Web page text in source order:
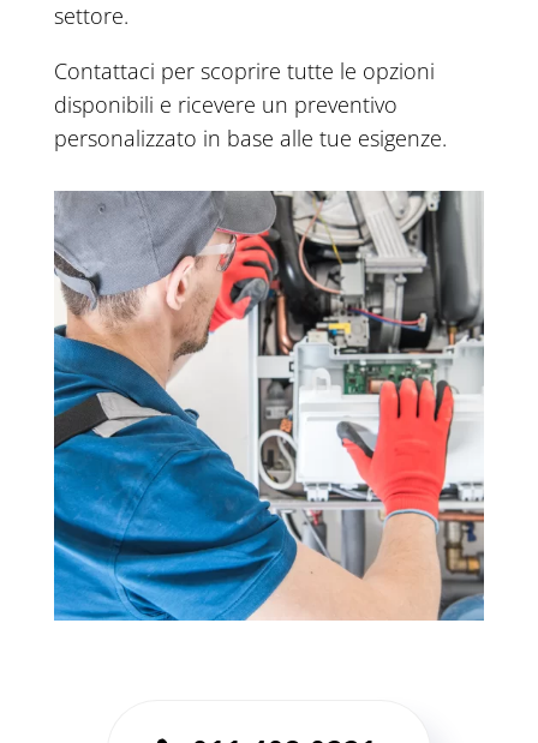
settore.
Contattaci per scoprire tutte le opzioni
disponibili e ricevere un preventivo
personalizzato in base alle tue esigenze.